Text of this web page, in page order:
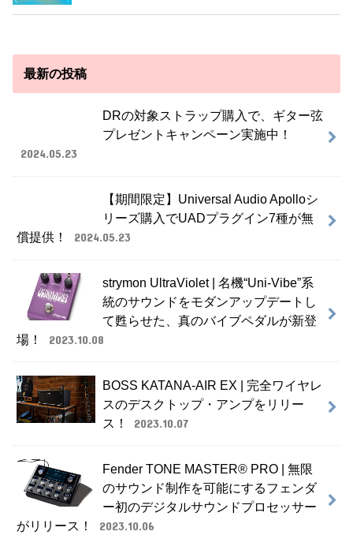
最新の投稿
DRの対象ストラップ購入で、ギター弦
プレゼントキャンペーン実施中！
2024.05.23
【期間限定】Universal Audio Apolloシ
リーズ購入でUADプラグイン7種が無
償提供！
2024.05.23
strymon UltraViolet | 名機“Uni-Vibe”系
統のサウンドをモダンアップデートし
て甦らせた、真のバイブペダルが新登
場！
2023.10.08
BOSS KATANA-AIR EX | 完全ワイヤレ
スのデスクトップ・アンプをリリー
ス！
2023.10.07
Fender TONE MASTER® PRO | 無限
のサウンド制作を可能にするフェンダ
ー初のデジタルサウンドプロセッサー
がリリース！
2023.10.06